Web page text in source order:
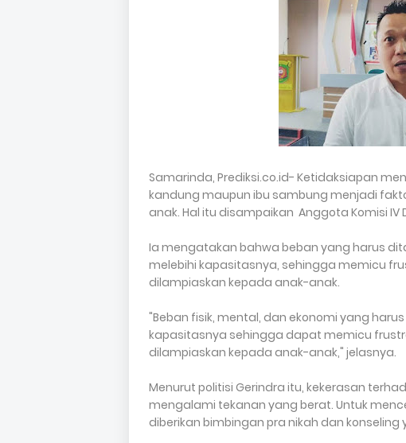
Samarinda, Prediksi.co.id- Ketidaksiapan
kandung maupun ibu sambung menjadi
anak. Hal itu disampaikan Anggota Komisi IV
Ia mengatakan bahwa beban yang harus
melebihi kapasitasnya, sehingga memicu
dilampiaskan kepada anak-anak.
"Beban fisik, mental, dan ekonomi yang
kapasitasnya sehingga dapat memicu
dilampiaskan kepada anak-anak," jelasnya.
Menurut politisi Gerindra itu, kekerasan
mengalami tekanan yang berat. Untuk
diberikan bimbingan pra nikah dan konseling